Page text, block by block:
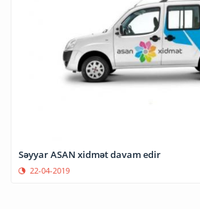
Səyyar ASAN xidmət davam edir
22-04-2019